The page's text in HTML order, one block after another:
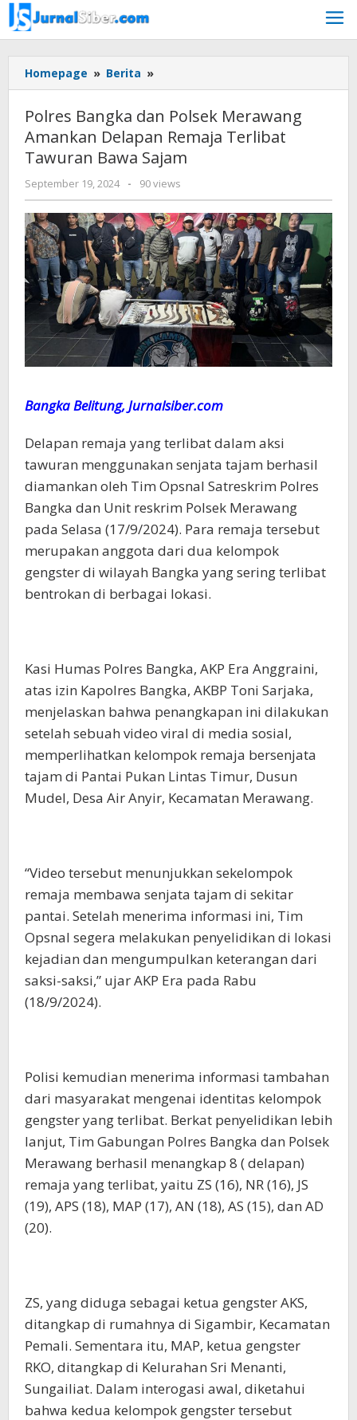
Skip
to
content
Homepage » Berita »
Bangka
Polsek
Merawang
Amankan
Delapan
Remaja
Terlibat
Tawuran
Bawa
Sajam
Polres Bangka dan Polsek Merawang
Amankan Delapan Remaja Terlibat
Tawuran Bawa Sajam
September 19, 2024
by
Jurnalsiber
- 90 views
Bangka Belitung, Jurnalsiber.com
Delapan remaja yang terlibat dalam aksi
tawuran menggunakan senjata tajam berhasil
diamankan oleh Tim Opsnal Satreskrim Polres
Bangka dan Unit reskrim Polsek Merawang
pada Selasa (17/9/2024). Para remaja tersebut
merupakan anggota dari dua kelompok
gengster di wilayah Bangka yang sering terlibat
bentrokan di berbagai lokasi.
Kasi Humas Polres Bangka, AKP Era Anggraini,
atas izin Kapolres Bangka, AKBP Toni Sarjaka,
menjelaskan bahwa penangkapan ini dilakukan
setelah sebuah video viral di media sosial,
memperlihatkan kelompok remaja bersenjata
tajam di Pantai Pukan Lintas Timur, Dusun
Mudel, Desa Air Anyir, Kecamatan Merawang.
“Video tersebut menunjukkan sekelompok
remaja membawa senjata tajam di sekitar
pantai. Setelah menerima informasi ini, Tim
Opsnal segera melakukan penyelidikan di lokasi
kejadian dan mengumpulkan keterangan dari
saksi-saksi,” ujar AKP Era pada Rabu
(18/9/2024).
Polisi kemudian menerima informasi tambahan
dari masyarakat mengenai identitas kelompok
gengster yang terlibat. Berkat penyelidikan lebih
lanjut, Tim Gabungan Polres Bangka dan Polsek
Merawang berhasil menangkap 8 ( delapan)
remaja yang terlibat, yaitu ZS (16), NR (16), JS
(19), APS (18), MAP (17), AN (18), AS (15), dan AD
(20).
ZS, yang diduga sebagai ketua gengster AKS,
ditangkap di rumahnya di Sigambir, Kecamatan
Pemali. Sementara itu, MAP, ketua gengster
RKO, ditangkap di Kelurahan Sri Menanti,
Sungailiat. Dalam interogasi awal, diketahui
bahwa kedua kelompok gengster tersebut